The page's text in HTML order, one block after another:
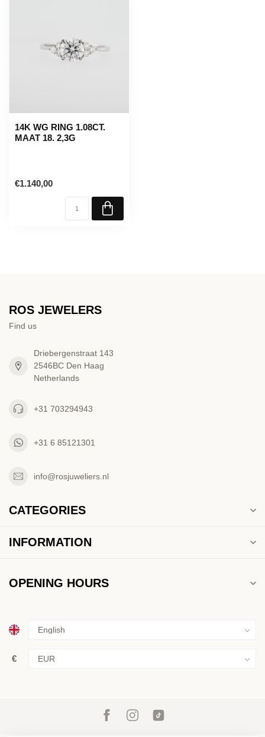
14K WG RING 1.08CT.
MAAT 18. 2,3G
€1.140,00
ROS JEWELERS
Find us
Driebergenstraat 143
2546BC Den Haag
Netherlands
+31 703294943
+31 6 85121301
info@rosjuweliers.nl
CATEGORIES
INFORMATION
OPENING HOURS
€